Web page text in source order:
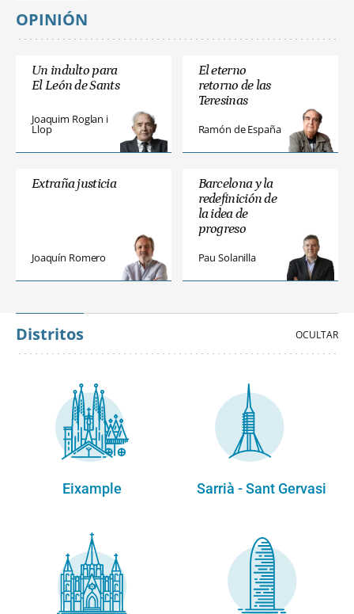
OPINIÓN
Un indulto para
El León de Sants
Joaquim Roglan i
Llop
El eterno
retorno de las
Teresinas
Ramón de España
Extraña justicia
Joaquín Romero
Barcelona y la
redefinición de
la idea de
progreso
Pau Solanilla
Distritos
Eixample Sarrià - Sant Gervasi